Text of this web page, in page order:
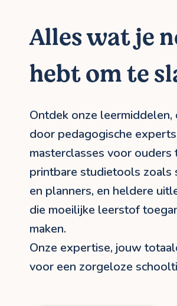
Alles wat je
hebt om te
Ontdek onze
door pedagogische
masterclasses voor ouders
printbare studietools zoals
en planners, en heldere
die moeilijke leerstof
maken.
Onze expertise, jouw
voor een zorgeloze